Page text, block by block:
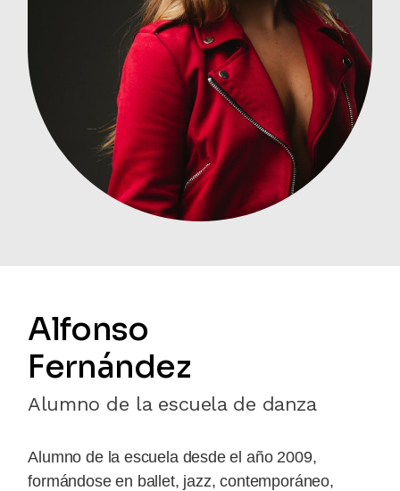
Alfonso
Fernández
Alumno de la escuela de danza
Alumno de la escuela desde el año 2009,
formándose en ballet, jazz, contemporáneo,